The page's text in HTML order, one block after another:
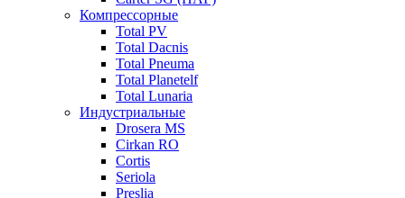
Компрессорные
Total PV
Total Dacnis
Total Pneuma
Total Planetelf
Total Lunaria
Индустриальные
Drosera MS
Cirkan RO
Cortis
Seriola
Preslia